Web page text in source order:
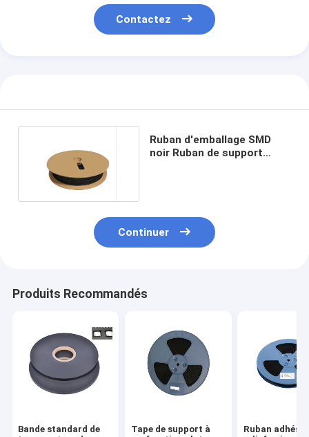
Contactez
Ruban d'emballage SMD
noir Ruban de support
Continuer
Produits Recommandés
Bande standard de
Tape de support à
Ruban adhésif